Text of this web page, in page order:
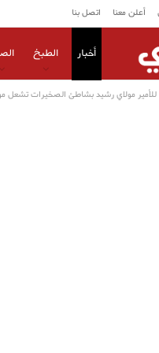
أعلن معنا اتصل بنا
أخبار الطبخ
مولاي رشيد بشاطئ الصخيرات تشعل